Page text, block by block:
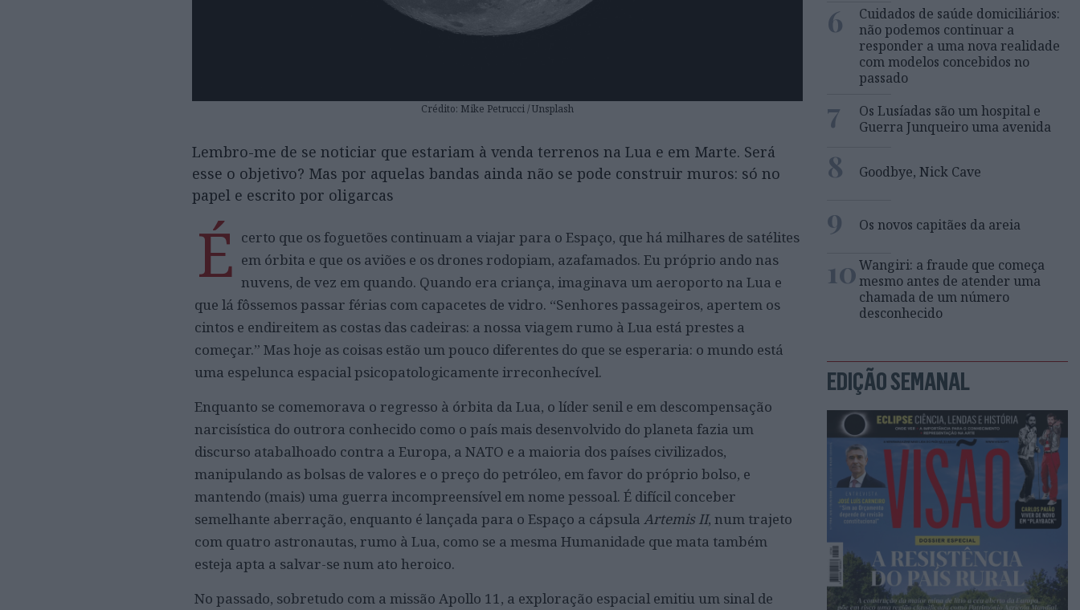
Crédito: Mike Petrucci / Unsplash
Lembro-me de se noticiar que estariam à venda terrenos na Lua e em Marte. Será
esse o objetivo? Mas por aquelas bandas ainda não se pode construir muros: só no
papel e escrito por oligarcas
É certo que os foguetões continuam a viajar para o Espaço, que há milhares de satélites
em órbita e que os aviões e os drones rodopiam, azafamados. Eu próprio ando nas
nuvens, de vez em quando. Quando era criança, imaginava um aeroporto na Lua e
que lá fôssemos passar férias com capacetes de vidro. “Senhores passageiros, apertem os
cintos e endireitem as costas das cadeiras: a nossa viagem rumo à Lua está prestes a
começar.” Mas hoje as coisas estão um pouco diferentes do que se esperaria: o mundo está
uma espelunca espacial psicopatologicamente irreconhecível.
Enquanto se comemorava o regresso à órbita da Lua, o líder senil e em descompensação
narcisística do outrora conhecido como o país mais desenvolvido do planeta fazia um
discurso atabalhoado contra a Europa, a NATO e a maioria dos países civilizados,
manipulando as bolsas de valores e o preço do petróleo, em favor do próprio bolso, e
mantendo (mais) uma guerra incompreensível em nome pessoal. É difícil conceber
semelhante aberração, enquanto é lançada para o Espaço a cápsula Artemis II, num trajeto
com quatro astronautas, rumo à Lua, como se a mesma Humanidade que mata também
esteja apta a salvar-se num ato heroico.
No passado, sobretudo com a missão Apollo 11, a exploração espacial emitiu um sinal de
6
Cuidados de saúde domiciliários:
não podemos continuar a
responder a uma nova realidade
com modelos concebidos no
passado
7
Os Lusíadas são um hospital e
Guerra Junqueiro uma avenida
8 Goodbye, Nick Cave
9 Os novos capitães da areia
10Wangiri: a fraude que começa
mesmo antes de atender uma
chamada de um número
desconhecido
EDIÇÃO SEMANAL